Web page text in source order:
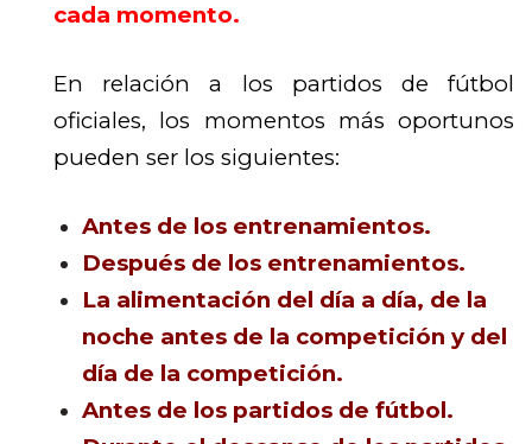
cada momento.
En relación a los partidos de fútbol
oficiales, los momentos más oportunos
pueden ser los siguientes:
Antes de los entrenamientos.
Después de los entrenamientos.
La alimentación del día a día, de la
noche antes de la competición y del
día de la competición.
Antes de los partidos de fútbol.